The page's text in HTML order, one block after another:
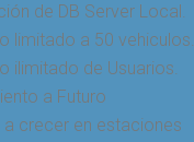
de DB Server Local.
limitado a 50 vehiculos.
ilimitado de Usuarios.
a Futuro
a crecer en estaciones